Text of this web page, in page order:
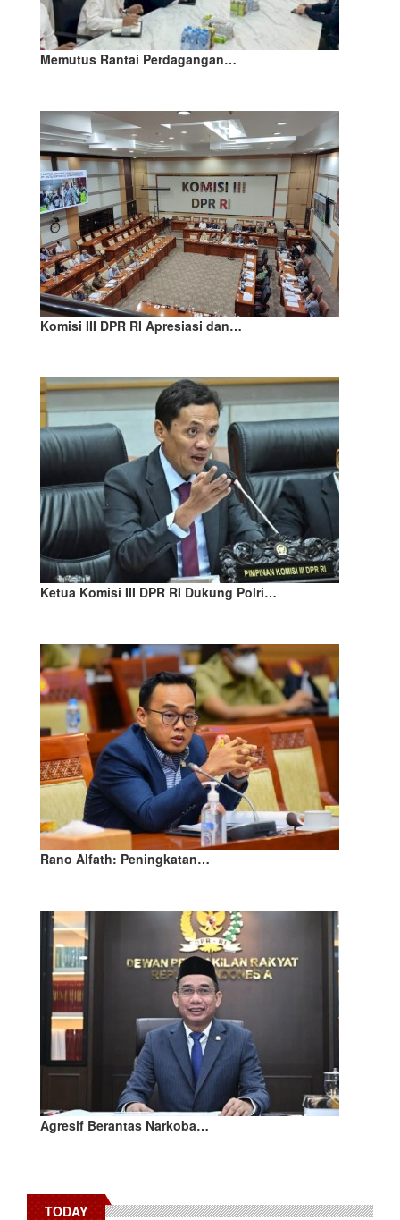
Memutus Rantai Perdagangan…
Komisi III DPR RI Apresiasi dan…
Ketua Komisi III DPR RI Dukung Polri…
Rano Alfath: Peningkatan…
Agresif Berantas Narkoba…
TODAY